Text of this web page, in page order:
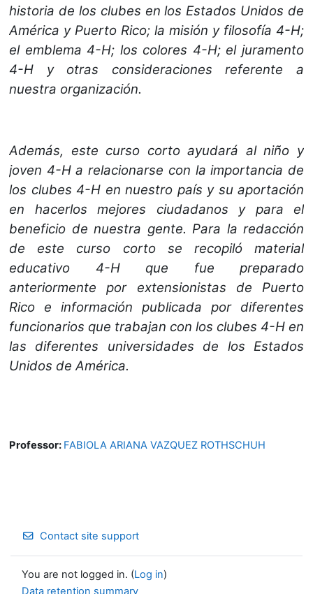
historia de los clubes en los Estados Unidos de
América y Puerto Rico; la misión y filosofía 4-H;
el emblema 4-H; los colores 4-H; el juramento
4-H y otras consideraciones referente a
nuestra organización.
Además, este curso corto ayudará al niño y
joven 4-H a relacionarse con la importancia de
los clubes 4-H en nuestro país y su aportación
en hacerlos mejores ciudadanos y para el
beneficio de nuestra gente. Para la redacción
de este curso corto se recopiló material
educativo 4-H que fue preparado
anteriormente por extensionistas de Puerto
Rico e información publicada por diferentes
funcionarios que trabajan con los clubes 4-H en
las diferentes universidades de los Estados
Unidos de América.
Professor: FABIOLA ARIANA VAZQUEZ ROTHSCHUH
Contact site support
You are not logged in. (Log in)